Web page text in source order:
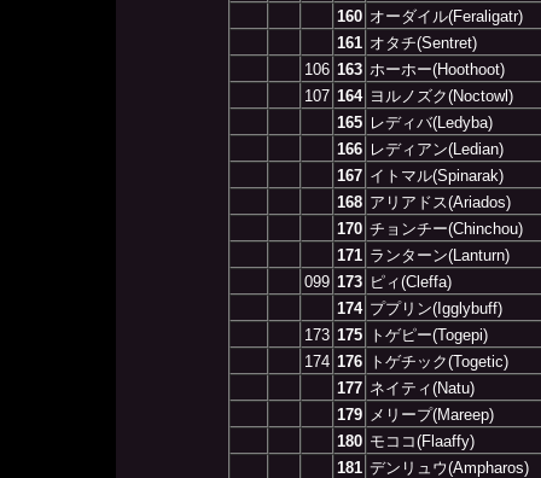
160 オーダイル(Feraligatr)
161 オタチ(Sentret)
106 163 ホーホー(Hoothoot)
107 164 ヨルノズク(Noctowl)
165 レディバ(Ledyba)
166 レディアン(Ledian)
167 イトマル(Spinarak)
168 アリアドス(Ariados)
170 チョンチー(Chinchou)
171 ランターン(Lanturn)
099 173 ピィ(Cleffa)
174 ププリン(Igglybuff)
173 175
トゲピー(Togepi)
174 176
トゲチック(Togetic)
177 ネイティ(Natu)
179
メリープ(Mareep)
180 モココ(Flaaffy)
181 デンリュウ(Ampharos)